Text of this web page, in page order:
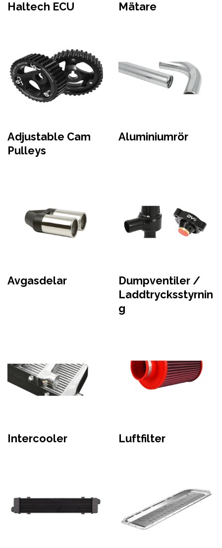
Haltech ECU Mätare
Adjustable Cam
Pulleys
Aluminiumrör
Avgasdelar
Dumpventiler /
Laddtrycksstyrnin
g
Intercooler Luftfilter